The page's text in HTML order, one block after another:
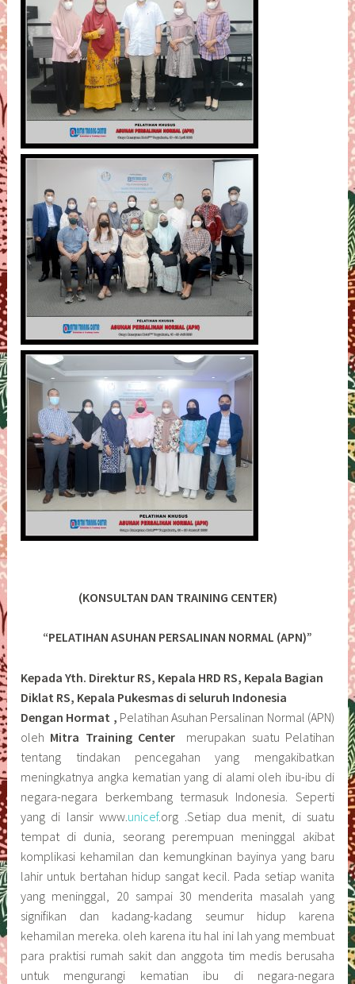
(KONSULTAN DAN TRAINING CENTER)
“PELATIHAN ASUHAN PERSALINAN NORMAL (APN)”
Kepada Yth. Direktur RS, Kepala HRD RS, Kepala Bagian
Diklat RS, Kepala Pukesmas di seluruh Indonesia
Dengan Hormat , Pelatihan Asuhan Persalinan Normal (APN)
oleh Mitra Training Centermerupakan suatu Pelatihan
tentang tindakan pencegahan yang mengakibatkan
meningkatnya angka kematian yang di alami oleh ibu-ibu di
negara-negara berkembang termasuk Indonesia. Seperti
yang di lansir www. unicef.org .Setiap dua menit, di suatu
tempat di dunia, seorang perempuan meninggal akibat
komplikasi kehamilan dan kemungkinan bayinya yang baru
lahir untuk bertahan hidup sangat kecil. Pada setiap wanita
yang meninggal, 20 sampai 30 menderita masalah yang
signifikan dan kadang-kadang seumur hidup karena
kehamilan mereka. oleh karena itu hal ini lah yang membuat
para praktisi rumah sakit dan anggota tim medis berusaha
untuk mengurangi kematian ibu di negara-negara